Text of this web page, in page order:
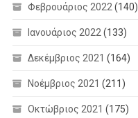
Φεβρουάριος 2022 (140)
Ιανουάριος 2022 (133)
Δεκέμβριος 2021 (164)
Νοέμβριος 2021 (211)
Οκτώβριος 2021 (175)